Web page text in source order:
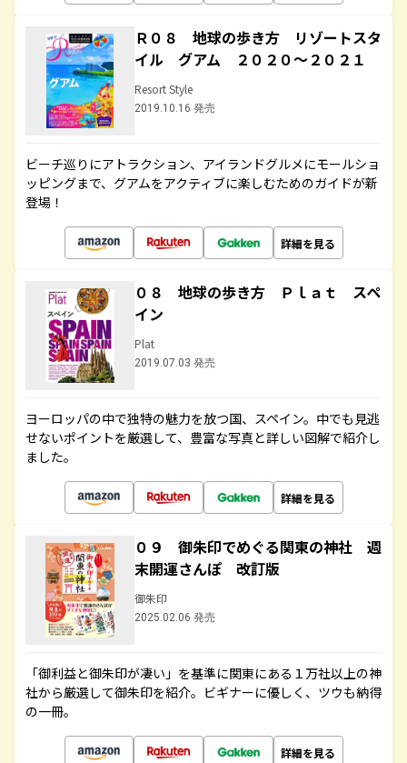
Ｒ０８ 地球の歩き方 リゾートスタ
イル グアム ２０２０～２０２１
Resort Style
2019.10.16 発売
ビーチ巡りにアトラクション、アイランドグルメにモールショ
ッピングまで、グアムをアクティブに楽しむためのガイドが新
登場！
詳細を見る
０８ 地球の歩き方 Ｐｌａｔ スペ
イン
Plat
2019.07.03 発売
ヨーロッパの中で独特の魅力を放つ国、スペイン。中でも見逃
せないポイントを厳選して、豊富な写真と詳しい図解で紹介し
ました。
詳細を見る
０９ 御朱印でめぐる関東の神社 週
末開運さんぽ 改訂版
御朱印
2025.02.06 発売
「御利益と御朱印が凄い」を基準に関東にある１万社以上の神
社から厳選して御朱印を紹介。ビギナーに優しく、ツウも納得
の一冊。
詳細を見る